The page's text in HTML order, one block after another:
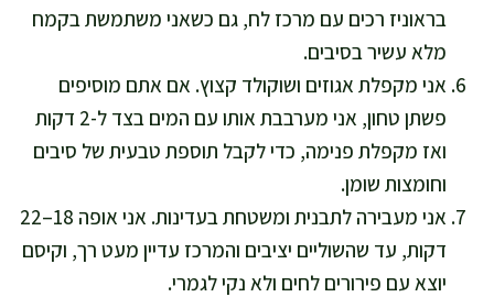
בראוניז רכים עם מרכז לח, גם כשאני משתמשת בקמח
מלא עשיר בסיבים.
אני מקפלת אגוזים ושוקולד קצוץ. אם אתם מוסיפים
פשתן טחון, אני מערבבת אותו עם המים בצד ל-2 דקות
ואז מקפלת פנימה, כדי לקבל תוספת טבעית של סיבים
וחומצות שומן.
אני מעבירה לתבנית ומשטחת בעדינות. אני אופה 18–22
דקות, עד שהשוליים יציבים והמרכז עדיין מעט רך, וקיסם
יוצא עם פירורים לחים ולא נקי לגמרי.